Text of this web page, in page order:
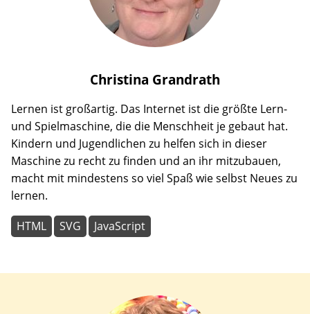
Christina Grandrath
Lernen ist großartig. Das Internet ist die größte Lern-
und Spielmaschine, die die Menschheit je gebaut hat.
Kindern und Jugendlichen zu helfen sich in dieser
Maschine zu recht zu finden und an ihr mitzubauen,
macht mit mindestens so viel Spaß wie selbst Neues zu
lernen.
HTML SVG JavaScript